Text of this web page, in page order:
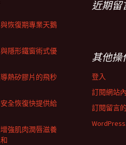
恢復期專業天鵝
隱形鐵窗術式優
熱矽膠片的飛秒
全恢復快提供給
強肌肉潤唇滋養
近期留
其他操
登入
訂閱網站
訂閱留言